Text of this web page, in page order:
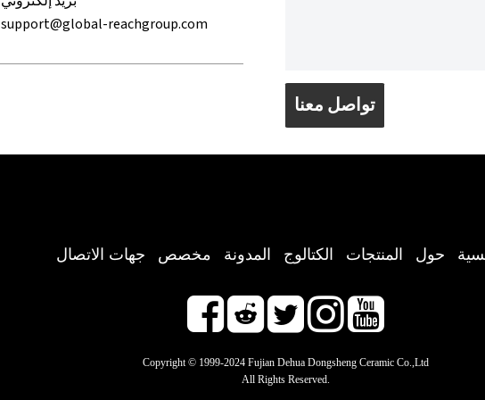
support@global-reachgroup.com
تواصل معنا
حول المنتجات الكتالوج المدونة مخصص جهات الاتصال
Copyright © 1999-2024 Fujian Dehua Dongsheng Ceramic Co.,Ltd
All Rights Reserved.